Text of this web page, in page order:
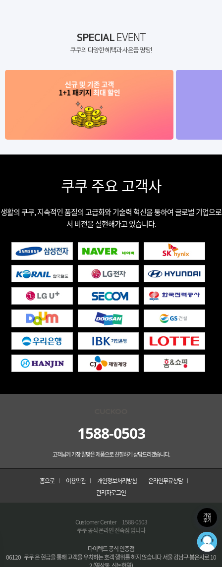
SPECIALEVENT
쿠쿠의 다양한 혜택과 사은품 팡팡!
쿠쿠 주요 고객사
생활의 쿠쿠, 지속적인 품질의 고급화와 기술력 혁신을 통하여 글로벌 기업으로
서 비전을 실현해가고 있습니다.
1588-0503
고객님께 가장 알맞은 제품으로 친절하게 상담드리겠습니다.
홈으로 이용약관 개인정보처리방침
온라인무료상담
관리자로그인
Customer Center 1588-0503
쿠쿠 공식 온라인 전속점 입니다
다이렉트 공식 인증점
06120 쿠쿠 은 현금을 통해 고객을 유치하는 호객 행위를 하지 않습니다 서울 강남구 봉은사로 10
가입
후기